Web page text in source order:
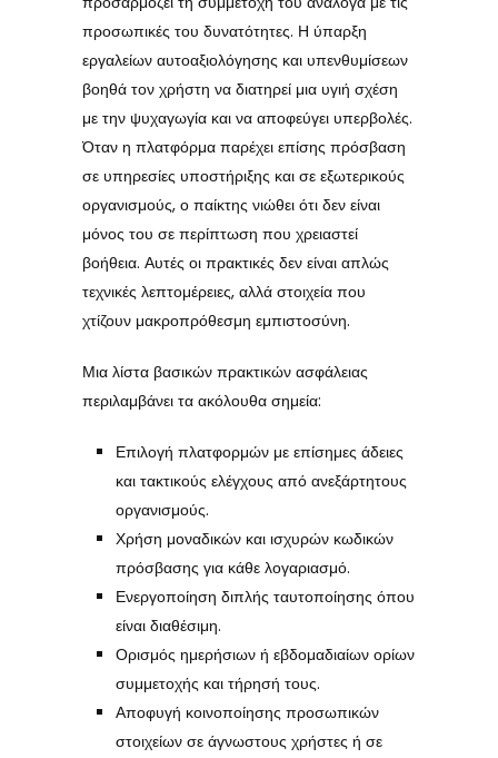
προσωπικές του δυνατότητες. Η ύπαρξη
εργαλείων αυτοαξιολόγησης και υπενθυμίσεων
βοηθά τον χρήστη να διατηρεί μια υγιή σχέση
με την ψυχαγωγία και να αποφεύγει υπερβολές.
Όταν η πλατφόρμα παρέχει επίσης πρόσβαση
σε υπηρεσίες υποστήριξης και σε εξωτερικούς
οργανισμούς, ο παίκτης νιώθει ότι δεν είναι
μόνος του σε περίπτωση που χρειαστεί
βοήθεια. Αυτές οι πρακτικές δεν είναι απλώς
τεχνικές λεπτομέρειες, αλλά στοιχεία που
χτίζουν μακροπρόθεσμη εμπιστοσύνη.
Μια λίστα βασικών πρακτικών ασφάλειας
περιλαμβάνει τα ακόλουθα σημεία:
Επιλογή πλατφορμών με επίσημες άδειες
και τακτικούς ελέγχους από ανεξάρτητους
οργανισμούς.
Χρήση μοναδικών και ισχυρών κωδικών
πρόσβασης για κάθε λογαριασμό.
Ενεργοποίηση διπλής ταυτοποίησης όπου
είναι διαθέσιμη.
Ορισμός ημερήσιων ή εβδομαδιαίων ορίων
συμμετοχής και τήρησή τους.
Αποφυγή κοινοποίησης προσωπικών
στοιχείων σε άγνωστους χρήστες ή σε